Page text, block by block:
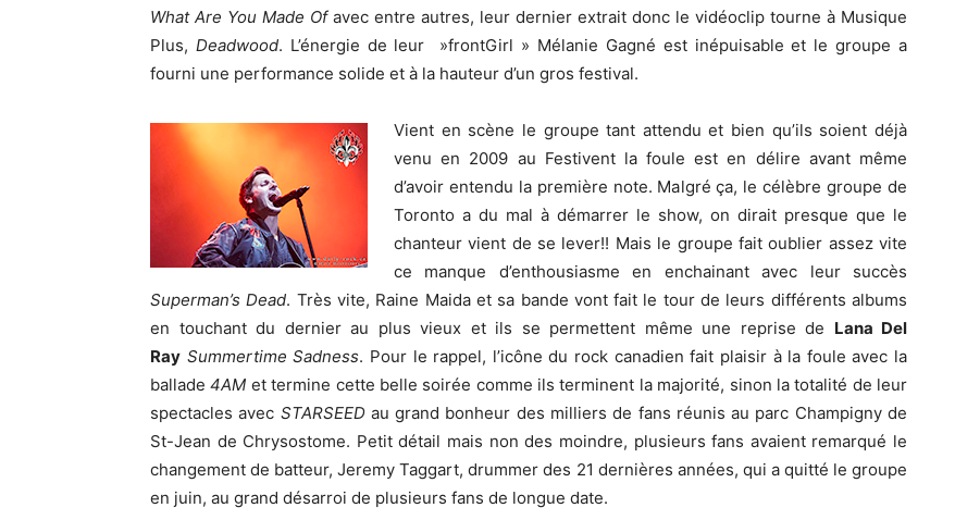
What Are You Made Ofavec entre autres, leur dernier extrait donc le vidéoclip tourne à Musique
Plus, Deadwood. L’énergie de leur »frontGirl » Mélanie Gagné est inépuisable et le groupe a
fourni une performance solide et à la hauteur d’un gros festival.
Vient en scène le groupe tant attendu et bien qu’ils soient déjà
venu en 2009 au Festivent la foule est en délire avant même
d’avoir entendu la première note. Malgré ça, le célèbre groupe de
Toronto a du mal à démarrer le show, on dirait presque que le
chanteur vient de se lever!! Mais le groupe fait oublier assez vite
ce manque d’enthousiasme en enchainant avec leur succès
Superman’s Dead. Très vite, Raine Maida et sa bande vont fait le tour de leurs différents albums
en touchant du dernier au plus vieux et ils se permettent même une reprise de Lana Del
Ray Summertime Sadness. Pour le rappel, l’icône du rock canadien fait plaisir à la foule avec la
ballade4AM et termine cette belle soirée comme ils terminent la majorité, sinon la totalité de leur
spectacles avec STARSEEDau grand bonheur des milliers de fans réunis au parc Champigny de
St-Jean de Chrysostome. Petit détail mais non des moindre, plusieurs fans avaient remarqué le
changement de batteur, Jeremy Taggart, drummer des 21 dernières années, qui a quitté le groupe
en juin, au grand désarroi de plusieurs fans de longue date.